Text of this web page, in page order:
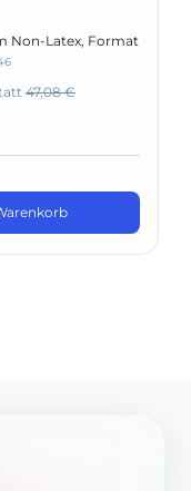
Non-Latex, Format
47,08 €